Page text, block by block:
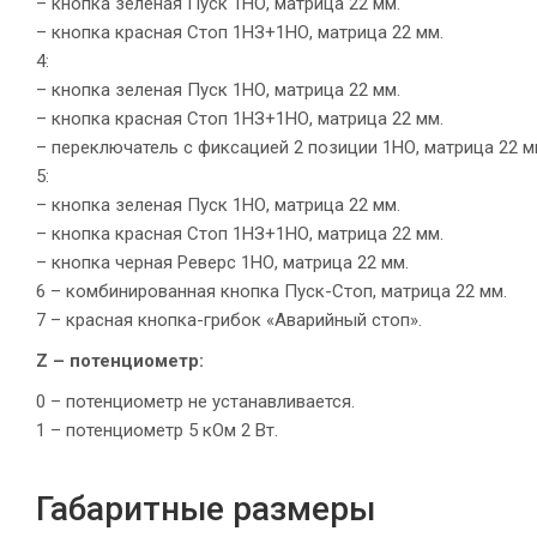
– кнопка красная Стоп 1НЗ+1НО, матрица 22 мм.
4:
– кнопка зеленая Пуск 1НО, матрица 22 мм.
– кнопка красная Стоп 1НЗ+1НО, матрица 22 мм.
– переключатель с фиксацией 2 позиции 1НО, матрица 22
5:
– кнопка зеленая Пуск 1НО, матрица 22 мм.
– кнопка красная Стоп 1НЗ+1НО, матрица 22 мм.
– кнопка черная Реверс 1НО, матрица 22 мм.
6 – комбинированная кнопка Пуск-Стоп, матрица 22 мм.
7 – красная кнопка-грибок «Аварийный стоп».
Z – потенциометр:
0 – потенциометр не устанавливается.
1 – потенциометр 5 кОм 2 Вт.
Габаритные размеры